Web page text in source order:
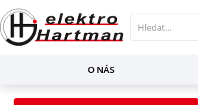
O NÁS